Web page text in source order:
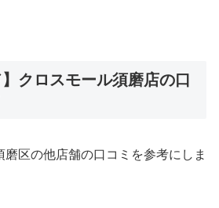
】クロスモール須磨店の口
区の他店舗の口コミを参考にしま